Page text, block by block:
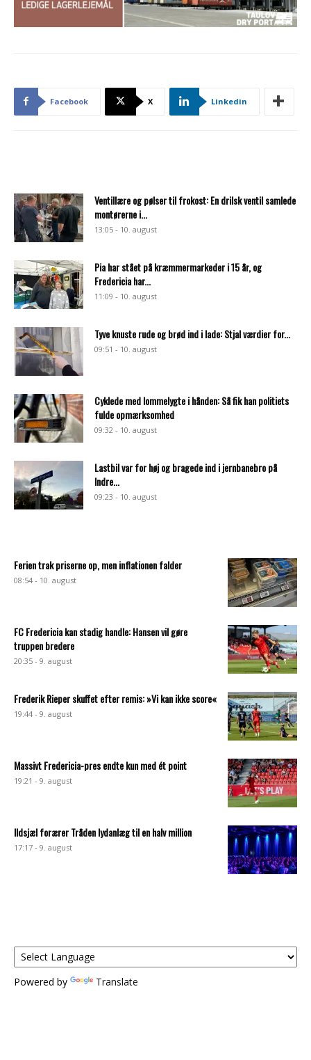
Facebook X Linkedin
Ventillære og pølser til frokost: En drilsk ventil samlede
montørerne i...
13:05 - 10. august
Pia har stået på kræmmermarkeder i 15 år, og
Fredericia har...
11:09 - 10. august
Tyve knuste rude og brød ind i lade: Stjal værdier for...
09:51 - 10. august
Cyklede med lommelygte i hånden: Så fik han politiets
fulde opmærksomhed
09:32 - 10. august
Lastbil var for høj og bragede ind i jernbanebro på
Indre...
09:23 - 10. august
Ferien trak priserne op, men inflationen falder
08:54 - 10. august
FC Fredericia kan stadig handle: Hansen vil gøre
truppen bredere
20:35 - 9. august
Frederik Rieper skuffet efter remis: »Vi kan ikke score«
19:44 - 9. august
Massivt Fredericia-pres endte kun med ét point
19:21 - 9. august
Ildsjæl forærer Tråden lydanlæg til en halv million
17:17 - 9. august
Powered by Translate